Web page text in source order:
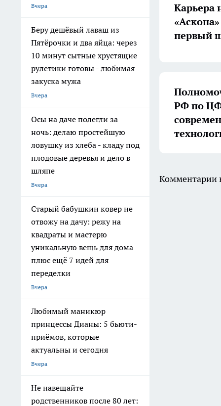
Вчера
Беру дешёвый лаваш из
Пятёрочки и два яйца: через
10 минут сытные хрустящие
рулетики готовы - любимая
закуска мужа
Вчера
Осы на даче полегли за
ночь: делаю простейшую
ловушку из хлеба - кладу под
плодовые деревья и дело в
шляпе
Вчера
Старый бабушкин ковер не
отвожу на дачу: режу на
квадраты и мастерю
уникальную вещь для дома -
плюс ещё 7 идей для
переделки
Вчера
Любимый маникюр
принцессы Дианы: 5 бьюти-
приёмов, которые
актуальны и сегодня
Вчера
Не навещайте
родственников после 80 лет:
Карьера
первый
РФ по
Комментарии